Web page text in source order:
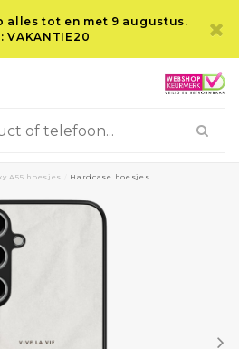
alles tot en met 9 augustus.
VAKANTIE20
A55 hoesjes Hardcase hoesjes